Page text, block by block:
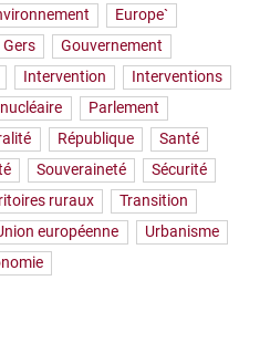
Europe`
Gers
Gouvernement
Intervention
Interventions
nucléaire
Parlement
République
Santé
Souveraineté
Sécurité
ruraux
Transition
européenne
Urbanisme